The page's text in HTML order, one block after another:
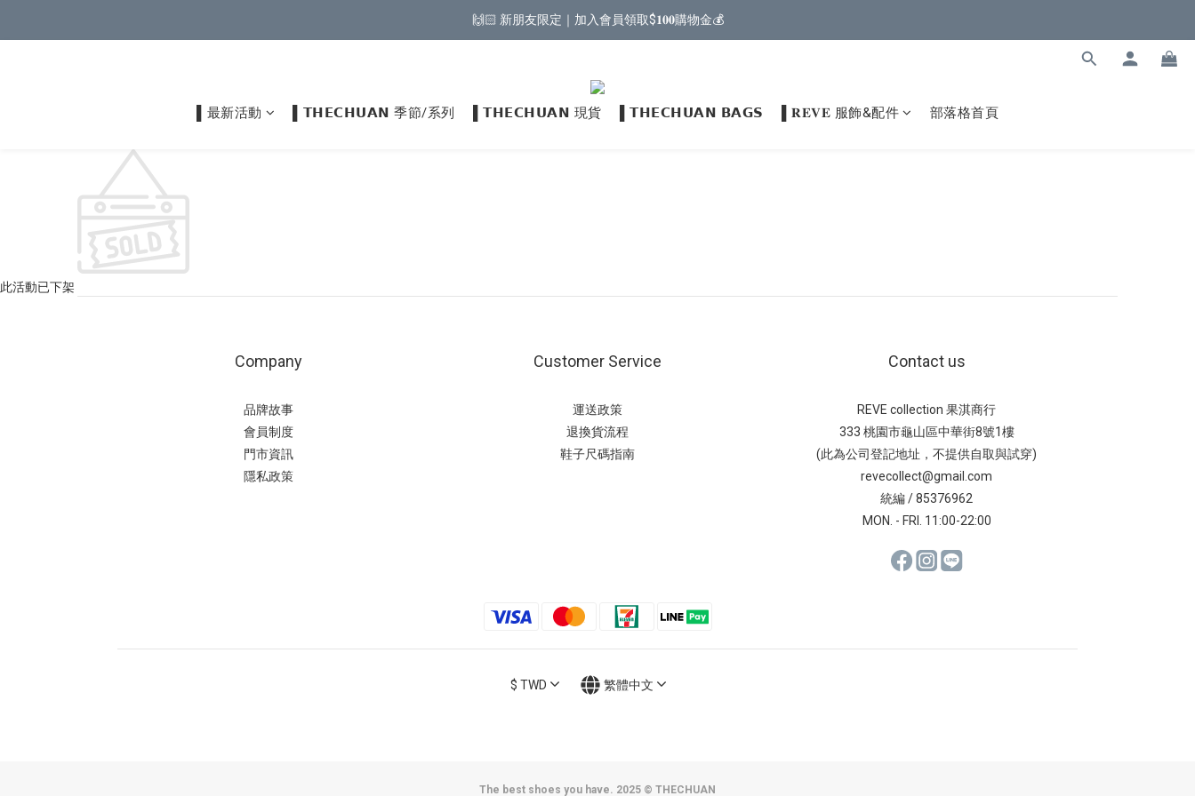
🙌🏻 新朋友限定｜加入會員領取$𝟏𝟎𝟎購物金💰
▌最新活動 ▌𝗧𝗛𝗘𝗖𝗛𝗨𝗔𝗡 季節/系列 ▌𝗧𝗛𝗘𝗖𝗛𝗨𝗔𝗡 現貨 ▌𝗧𝗛𝗘𝗖𝗛𝗨𝗔𝗡 𝗕𝗔𝗚𝗦 ▌𝐑𝐄𝐕𝐄 服飾&配件 部落格首頁
此活動已下架
Company
品牌故事
會員制度
門市資訊
隱私政策
Customer Service
運送政策
退換貨流程
鞋子尺碼指南
Contact us
REVE collection 果淇商行
333 桃園市龜山區中華街8號1樓
(此為公司登記地址，不提供自取與試穿)
revecollect@gmail.com
統編 / 85376962
MON. - FRI. 11:00-22:00
$ TWD 繁體中文
The best shoes you have. 2025 © THECHUAN